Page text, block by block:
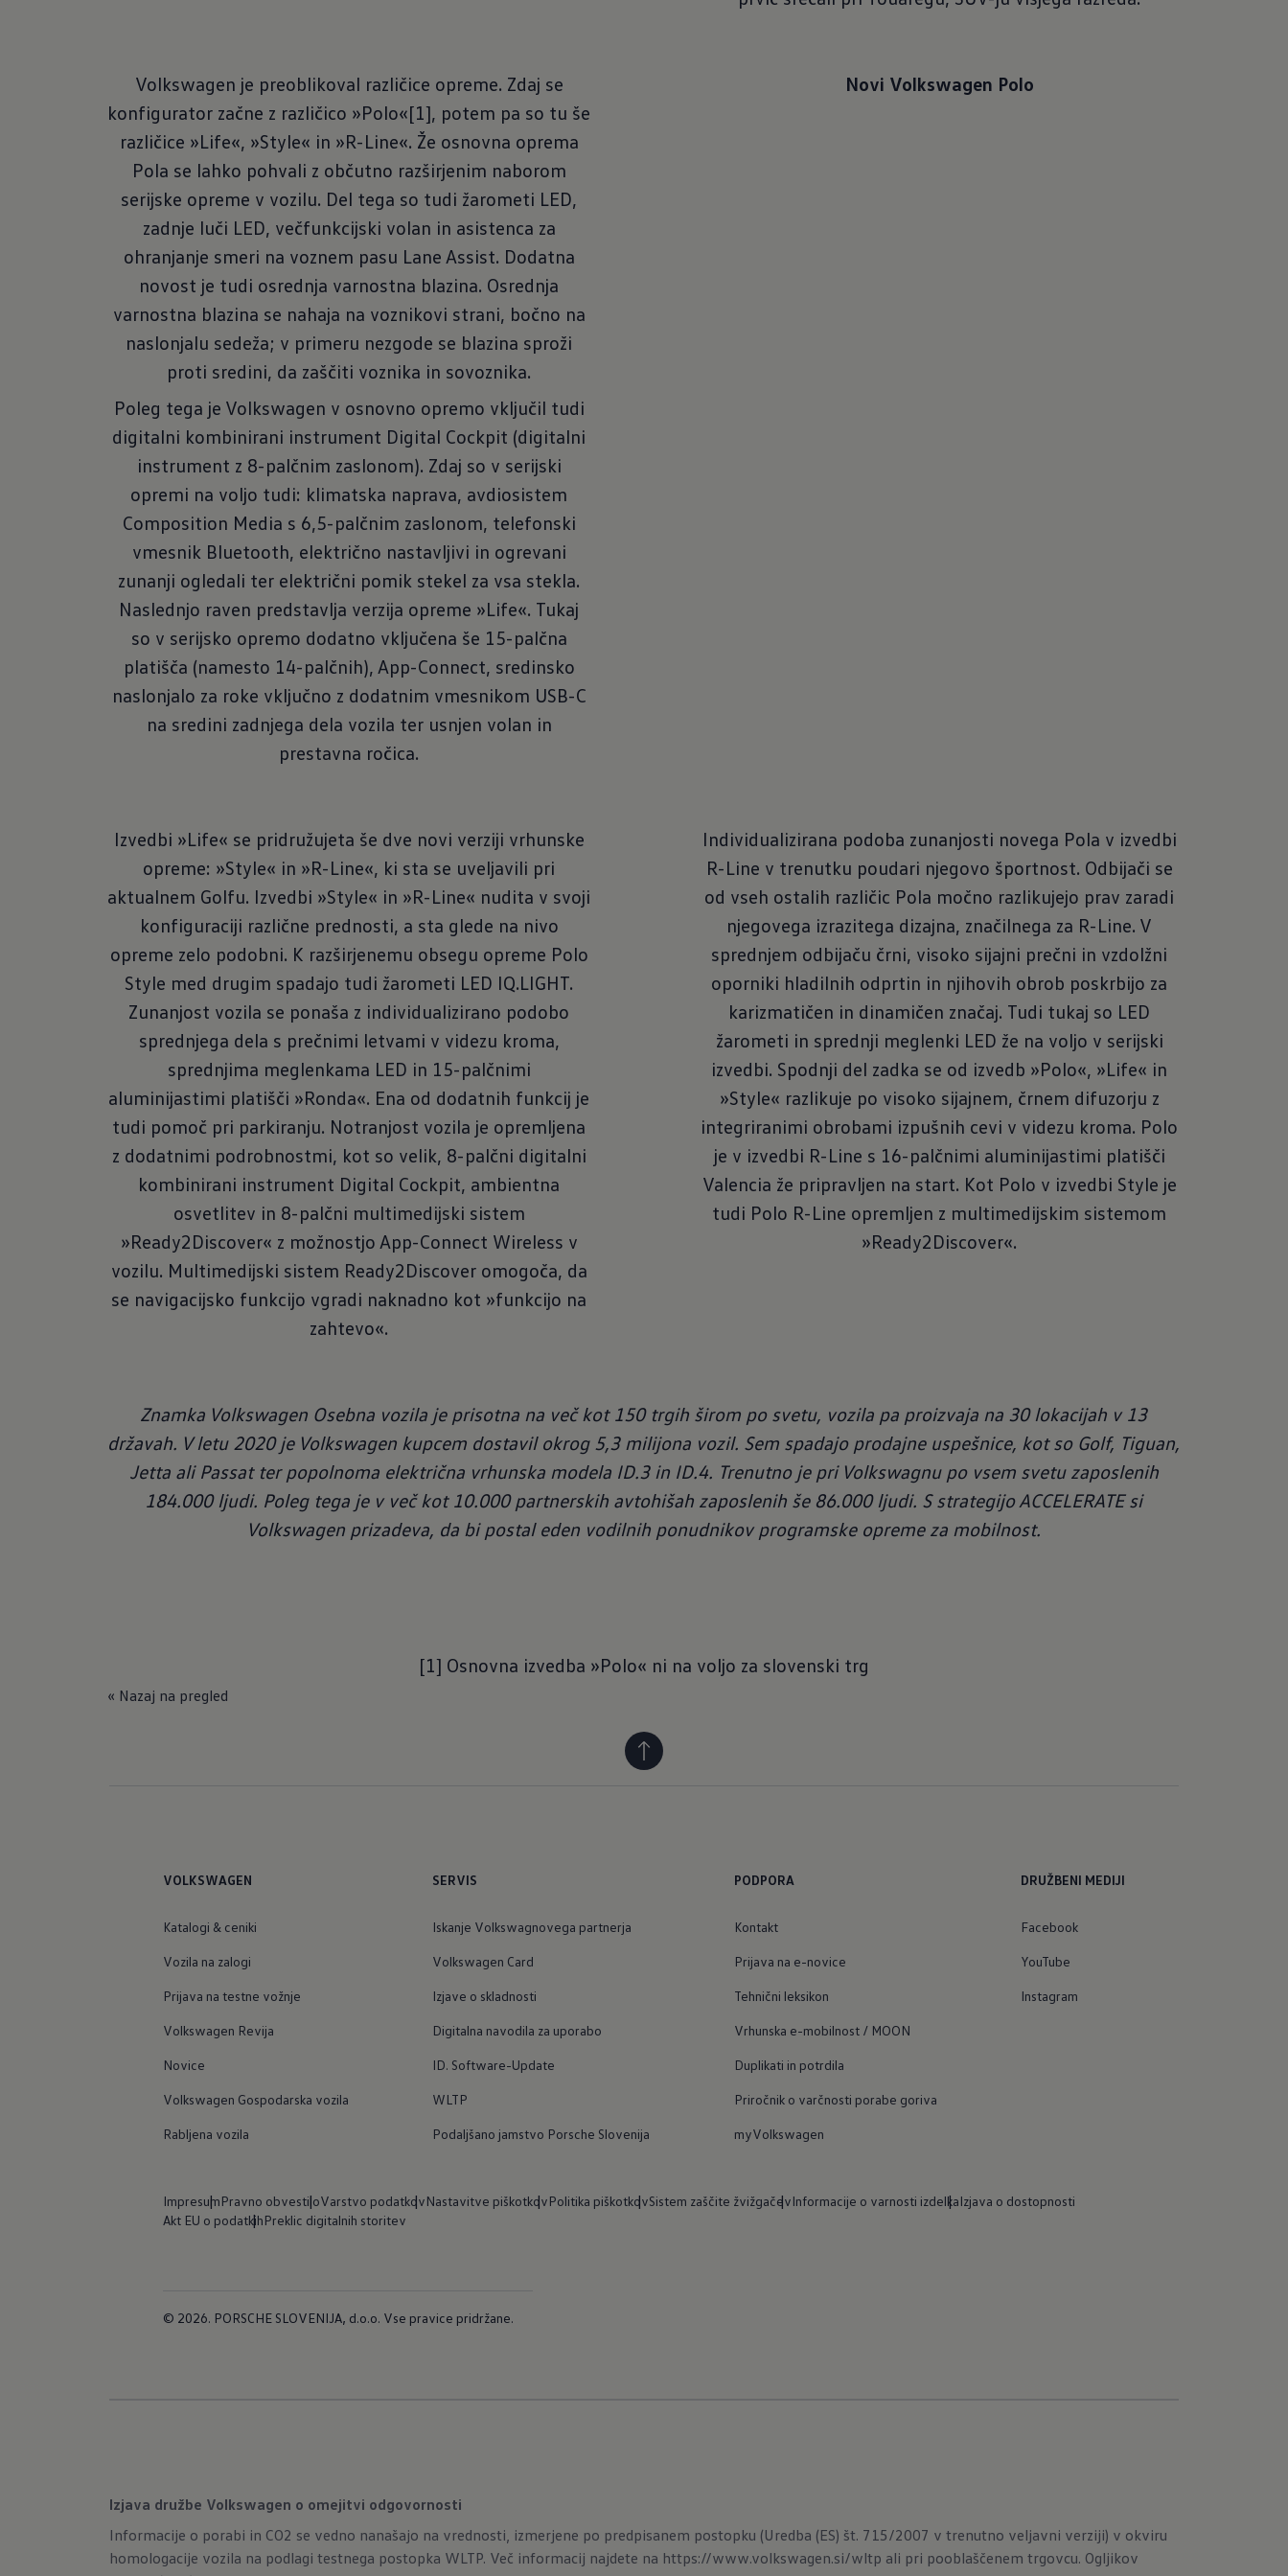
Volkswagen je preoblikoval različice opreme. Zdaj se
konfigurator začne z različico »Polo«[1], potem pa so tu še
različice »Life«, »Style« in »R-Line«. Že osnovna oprema
Pola se lahko pohvali z občutno razširjenim naborom
serijske opreme v vozilu. Del tega so tudi žarometi LED,
zadnje luči LED, večfunkcijski volan in asistenca za
ohranjanje smeri na voznem pasu Lane Assist. Dodatna
novost je tudi osrednja varnostna blazina. Osrednja
varnostna blazina se nahaja na voznikovi strani, bočno na
naslonjalu sedeža; v primeru nezgode se blazina sproži
proti sredini, da zaščiti voznika in sovoznika.
Poleg tega je Volkswagen v osnovno opremo vključil tudi
digitalni kombinirani instrument Digital Cockpit (digitalni
instrument z 8-palčnim zaslonom). Zdaj so v serijski
opremi na voljo tudi: klimatska naprava, avdiosistem
Composition Media s 6,5-palčnim zaslonom, telefonski
vmesnik Bluetooth, električno nastavljivi in ogrevani
zunanji ogledali ter električni pomik stekel za vsa stekla.
Naslednjo raven predstavlja verzija opreme »Life«. Tukaj
so v serijsko opremo dodatno vključena še 15-palčna
platišča (namesto 14-palčnih), App-Connect, sredinsko
naslonjalo za roke vključno z dodatnim vmesnikom USB-C
na sredini zadnjega dela vozila ter usnjen volan in
prestavna ročica.
Novi Volkswagen Polo
Izvedbi »Life« se pridružujeta še dve novi verziji vrhunske
opreme: »Style« in »R-Line«, ki sta se uveljavili pri
aktualnem Golfu. Izvedbi »Style« in »R-Line« nudita v svoji
konfiguraciji različne prednosti, a sta glede na nivo
opreme zelo podobni. K razširjenemu obsegu opreme Polo
Style med drugim spadajo tudi žarometi LED IQ.LIGHT.
Zunanjost vozila se ponaša z individualizirano podobo
sprednjega dela s prečnimi letvami v videzu kroma,
sprednjima meglenkama LED in 15-palčnimi
aluminijastimi platišči »Ronda«. Ena od dodatnih funkcij je
tudi pomoč pri parkiranju. Notranjost vozila je opremljena
z dodatnimi podrobnostmi, kot so velik, 8-palčni digitalni
kombinirani instrument Digital Cockpit, ambientna
osvetlitev in 8-palčni multimedijski sistem
»Ready2Discover« z možnostjo App-Connect Wireless v
vozilu. Multimedijski sistem Ready2Discover omogoča, da
se navigacijsko funkcijo vgradi naknadno kot »funkcijo na
zahtevo«.
Individualizirana podoba zunanjosti novega Pola v izvedbi
R-Line v trenutku poudari njegovo športnost. Odbijači se
od vseh ostalih različic Pola močno razlikujejo prav zaradi
njegovega izrazitega dizajna, značilnega za R-Line. V
sprednjem odbijaču črni, visoko sijajni prečni in vzdolžni
oporniki hladilnih odprtin in njihovih obrob poskrbijo za
karizmatičen in dinamičen značaj. Tudi tukaj so LED
žarometi in sprednji meglenki LED že na voljo v serijski
izvedbi. Spodnji del zadka se od izvedb »Polo«, »Life« in
»Style« razlikuje po visoko sijajnem, črnem difuzorju z
integriranimi obrobami izpušnih cevi v videzu kroma. Polo
je v izvedbi R-Line s 16-palčnimi aluminijastimi platišči
Valencia že pripravljen na start. Kot Polo v izvedbi Style je
tudi Polo R-Line opremljen z multimedijskim sistemom
»Ready2Discover«.
Znamka Volkswagen Osebna vozila je prisotna na več kot 150 trgih širom po svetu, vozila pa proizvaja na 30 lokacijah v 13
državah. V letu 2020 je Volkswagen kupcem dostavil okrog 5,3 milijona vozil. Sem spadajo prodajne uspešnice, kot so Golf, Tiguan,
Jetta ali Passat ter popolnoma električna vrhunska modela ID.3 in ID.4. Trenutno je pri Volkswagnu po vsem svetu zaposlenih
184.000 ljudi. Poleg tega je v več kot 10.000 partnerskih avtohišah zaposlenih še 86.000 ljudi. S strategijo ACCELERATE si
Volkswagen prizadeva, da bi postal eden vodilnih ponudnikov programske opreme za mobilnost.
[1] Osnovna izvedba »Polo« ni na voljo za slovenski trg
« Nazaj na pregled
VOLKSWAGEN
Katalogi & ceniki
Vozila na zalogi
Prijava na testne vožnje
Volkswagen Revija
Novice
Volkswagen Gospodarska vozila
Rabljena vozila
SERVIS
Iskanje Volkswagnovega partnerja
Volkswagen Card
Izjave o skladnosti
Digitalna navodila za uporabo
ID. Software-Update
WLTP
Podaljšano jamstvo Porsche Slovenija
PODPORA
Kontakt
Prijava na e-novice
Tehnični leksikon
Vrhunska e-mobilnost / MOON
Duplikati in potrdila
Priročnik o varčnosti porabe goriva
myVolkswagen
DRUŽBENI MEDIJI
Facebook
YouTube
Instagram
ImpresumPravno obvestiloVarstvo podatkovNastavitve piškotkovPolitika piškotkovSistem zaščite žvižgačevInformacije o varnosti izdelkaIzjava o dostopnosti
Akt EU o podatkihPreklic digitalnih storitev
© 2026. PORSCHE SLOVENIJA, d.o.o. Vse pravice pridržane.
Izjava družbe Volkswagen o omejitvi odgovornosti
Informacije o porabi in CO2 se vedno nanašajo na vrednosti, izmerjene po predpisanem postopku (Uredba (ES) št. 715/2007 v trenutno veljavni verziji) v okviru
homologacije vozila na podlagi testnega postopka WLTP. Več informacij najdete na https://www.volkswagen.si/wltp ali pri pooblaščenem trgovcu. Ogljikov